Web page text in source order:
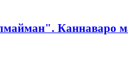
Каннаваро